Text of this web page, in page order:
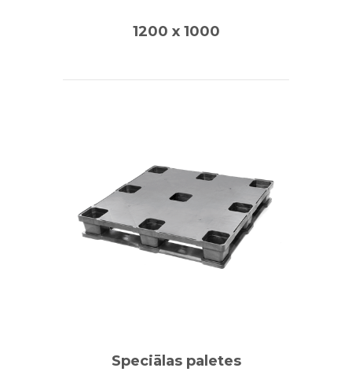
1200 x 1000
Speciālas paletes